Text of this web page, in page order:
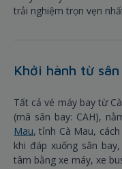
trải nghiệm trọn vẹn
Khởi hành từ
Tất cả vé máy bay từ
(mã sân bay: CAH),
Mau, tỉnh Cà Mau,
khi đáp xuống sân
tâm bằng xe máy, xe